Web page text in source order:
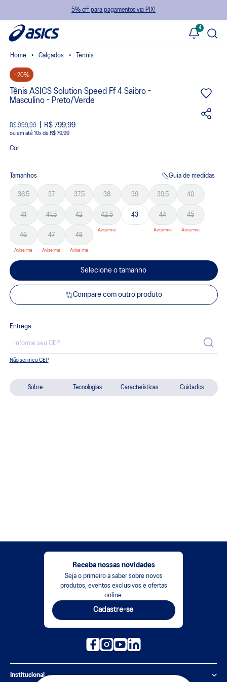
5% off para pagamentos via PIX!
4
Sobre Tecnologias Características Cuidados
Calçados Tennis
- 20%
Tênis ASICS Solution Speed Ff 4 Saibro -
Masculino - Preto/Verde
R$ 999,99 R$ 799,99
ou 10xde R$ 79,99
Cor:
Tamanhos Guia de medidas
36.5 37 37.5 38 39 39.5 40
41 41.5 42 42.5 43 44 45
46 47 48
Selecione o tamanho
Compare com outro produto
Entrega
Não sei meu CEP
Receba nossas novidades
Seja o primeiro a saber sobre novos
produtos, eventos exclusivos e ofertas
online.
Cadastre-se
Institucional